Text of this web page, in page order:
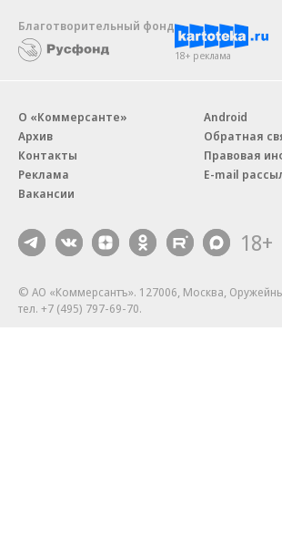
Благотворительный фонд
18+ реклама
О «Коммерсанте»
Архив
Контакты
Реклама
Вакансии
Android
Обратная
Правовая
E-mail
18+
© АО «Коммерсантъ». 127006, Москва,
тел. +7 (495) 797-69-70.